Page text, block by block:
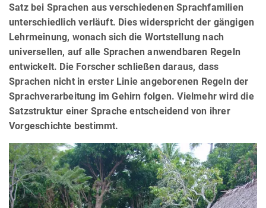
Satz bei Sprachen aus verschiedenen Sprachfamilien
unterschiedlich verläuft. Dies widerspricht der gängigen
Lehrmeinung, wonach sich die Wortstellung nach
universellen, auf alle Sprachen anwendbaren Regeln
entwickelt. Die Forscher schließen daraus, dass
Sprachen nicht in erster Linie angeborenen Regeln der
Sprachverarbeitung im Gehirn folgen. Vielmehr wird die
Satzstruktur einer Sprache entscheidend von ihrer
Vorgeschichte bestimmt.